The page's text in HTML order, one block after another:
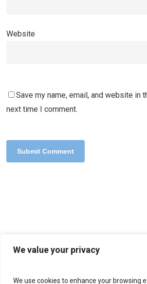
We value your privacy
We use cookies to enhance your browsing
Website
Save my name, email, and website in
next time I comment.